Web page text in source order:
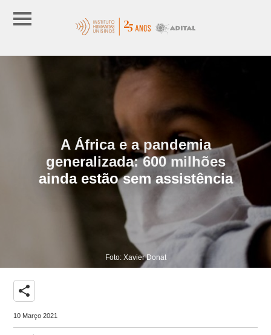
A África e a pandemia
generalizada: 600 milhões
ainda estão sem assistência
Foto: Xavier Donat
share
10 Março 2021